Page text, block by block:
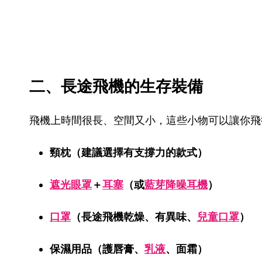
二、長途飛機的生存裝備
飛機上時間很長、空間又小，這些小物可以讓你飛
頸枕（建議選擇有支撐力的款式）
遮光眼罩＋耳塞 （或藍芽降噪耳機）
口罩 （長途飛機乾燥、有異味、 兒童口罩）
保濕用品（護唇膏、 乳液、面霜）